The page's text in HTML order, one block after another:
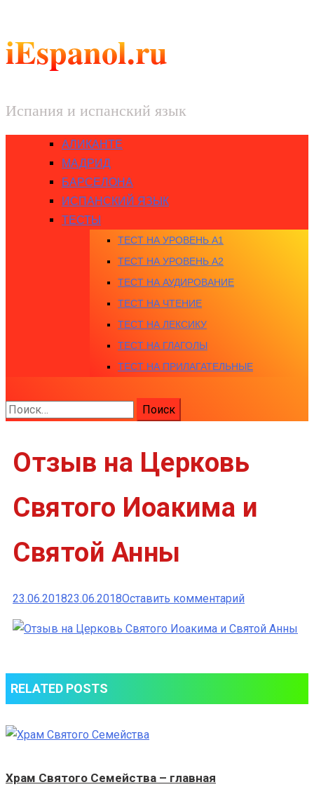
iEspanol.ru
Испания и испанский язык
АЛИКАНТЕ
МАДРИД
БАРСЕЛОНА
ИСПАНСКИЙ ЯЗЫК
ТЕСТЫ
ТЕСТ НА УРОВЕНЬ A1
ТЕСТ НА УРОВЕНЬ A2
ТЕСТ НА АУДИРОВАНИЕ
ТЕСТ НА ЧТЕНИЕ
ТЕСТ НА ЛЕКСИКУ
ТЕСТ НА ГЛАГОЛЫ
ТЕСТ НА ПРИЛАГАТЕЛЬНЫЕ
Найти:
Отзыв на Церковь
Святого Иоакима и
Святой Анны
23.06.201823.06.2018Оставить комментарийк
на
Святого
RELATED POSTS
Храм Святого Семейства – главная